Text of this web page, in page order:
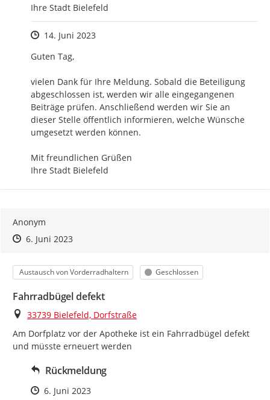
Ihre Stadt Bielefeld
Zeitpunkt des Erstellens
14. Juni 2023
Guten Tag,
vielen Dank für Ihre Meldung. Sobald die Beteiligung
abgeschlossen ist, werden wir alle eingegangenen
Beiträge prüfen. Anschließend werden wir Sie an
dieser Stelle öffentlich informieren, welche Wünsche
umgesetzt werden können.
Mit freundlichen Grüßen
Ihre Stadt Bielefeld
Anonym
Zeitpunkt des Erstellens
Zeitpunkt des Erstellens
6. Juni 2023Zur Äußerung
Kategorie
Austausch von Vorderradhaltern Status
Geschlossen
Fahrradbügel defekt
Ort
33739 Bielefeld, Dorfstraße
Am Dorfplatz vor der Apotheke ist ein Fahrradbügel defekt
und müsste erneuert werden
Rückmeldung
Zeitpunkt des Erstellens
6. Juni 2023